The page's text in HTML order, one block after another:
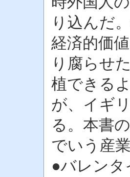
り込んだ
経済的価
り腐らせ
植できる
が、イギ
る。本書
でいう産
●バレン